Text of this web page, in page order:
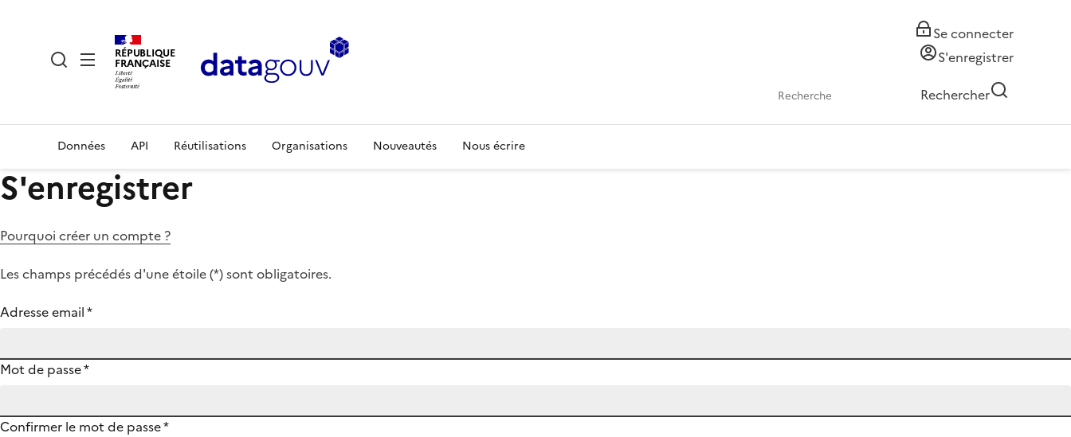
RÉPUBLIQUE
FRANÇAISE
Se connecter
S'enregistrer
Rechercher
Données API Réutilisations Organisations Nouveautés Nous écrire
S'enregistrer
Pourquoi créer un compte ?
Les champs précédés d'une étoile (*) sont obligatoires.
Adresse email*
Mot de passe*
Confirmer le mot de passe*